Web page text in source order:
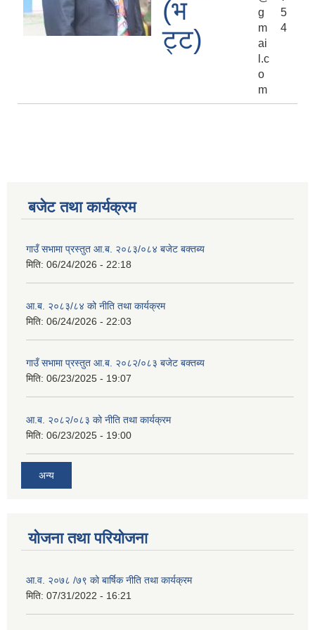
(भ
ट्ट)
g
m
ai
l.c
o
m
5
4
बजेट तथा कार्यक्रम
गाउँ सभामा प्रस्तुत आ.ब. २०८३/०८४ बजेट बक्तब्य
मिति: 06/24/2026 - 22:18
आ.ब. २०८३/८४ को नीति तथा कार्यक्रम
मिति: 06/24/2026 - 22:03
गाउँ सभामा प्रस्तुत आ.ब. २०८२/०८३ बजेट बक्तब्य
मिति: 06/23/2025 - 19:07
आ.ब. २०८२/०८३ को नीति तथा कार्यक्रम
मिति: 06/23/2025 - 19:00
अन्य
योजना तथा परियोजना
आ.व. २०७८ /७९ को बार्षिक नीति तथा कार्यक्रम
मिति: 07/31/2022 - 16:21